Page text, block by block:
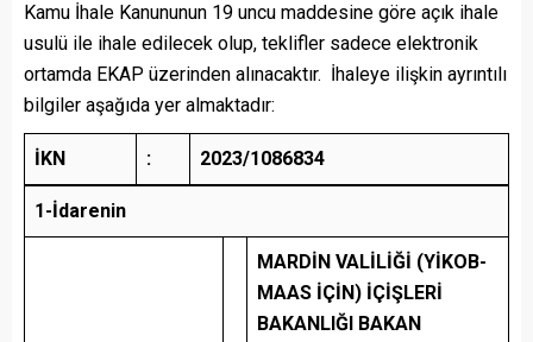
Kamu İhale Kanununun 19 uncu maddesine göre açık ihale
usulü ile ihale edilecek olup, teklifler sadece elektronik
ortamda EKAP üzerinden alınacaktır. İhaleye ilişkin ayrıntılı
bilgiler aşağıda yer almaktadır:
İKN : 2023/1086834
1-İdarenin
MARDİN VALİLİĞİ (YİKOB-
MAAS İÇİN) İÇİŞLERİ
BAKANLIĞI BAKAN